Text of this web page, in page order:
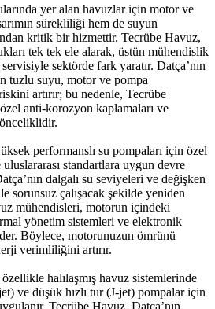
yer alan havuzlar için motor ve
sürekliliği hem de suyun
kritik bir hizmettir. Tecrübe Havuz,
tek tek ele alarak, üstün mühendislik
sektörde fark yaratır. Datça’nın
tuzlu suyu, motor ve pompa
artırır; bu nedenle, Tecrübe
anti-korozyon kaplamaları ve
performanslı su pompaları için özel
standartlara uygun devre
dalgalı su seviyeleri ve değişken
sorunsuz çalışacak şekilde yeniden
mühendisleri, motorun içindeki
yönetim sistemleri ve elektronik
Böylece, motorunuzun ömrünü
verimliliğini artırır.
halılaşmış havuz sistemlerinde
ve düşük hızlı tur (J-jet) pompalar için
Tecrübe Havuz, Datça’nın